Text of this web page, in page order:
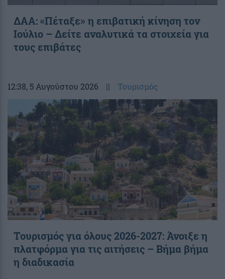
ΔΑΑ: «Πέταξε» η επιβατική κίνηση τον
Ιούλιο – Δείτε αναλυτικά τα στοιχεία για
τους επιβάτες
12:38, 5 Αυγούστου 2026 || Τουρισμός
Τουρισμός για όλους 2026-2027: Άνοιξε η
πλατφόρμα για τις αιτήσεις – Βήμα βήμα
η διαδικασία